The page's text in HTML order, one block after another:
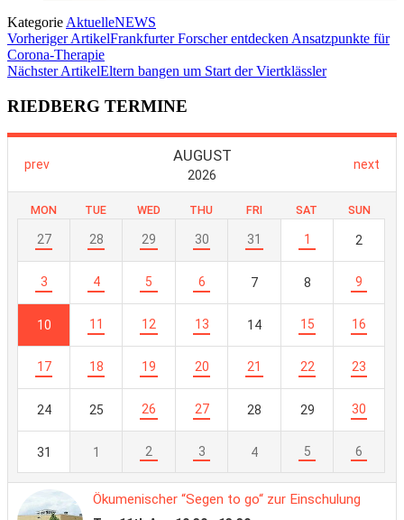
Kategorie AktuelleNEWS
Vorheriger ArtikelFrankfurter Forscher entdecken Ansatzpunkte für
Corona-Therapie
Nächster ArtikelEltern bangen um Start der Viertklässler
RIEDBERG TERMINE